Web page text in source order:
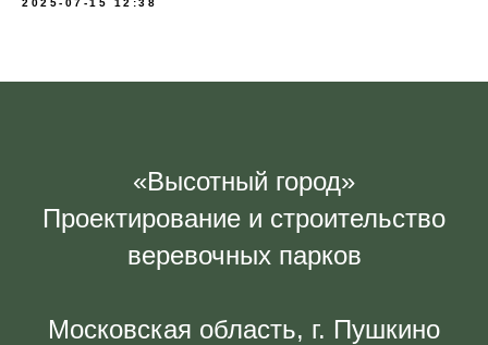
2025-07-15 12:38
«Высотный город»
Проектирование и строительство
веревочных парков
Московская область, г. Пушкино